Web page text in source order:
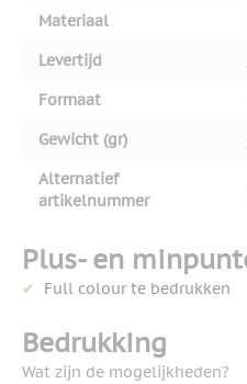
Materiaal
Levertijd
Formaat
Gewicht (gr)
Alternatief
artikelnummer
Plus- en
Full colour te bedrukken
Bedrukking
Wat zijn de mogelijkheden?